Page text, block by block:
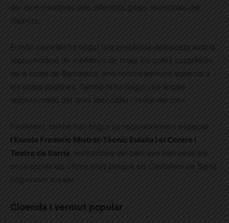
així com membres dels diferents grups municipals del
districte.
El món casteller ha tingut una presència destacada amb la
representació de membres de totes les colles castelleres
de la ciutat de Barcelona, amb reconeixement especial a
les colles padrines. També hi ha hagut una àmplia
representació del teixit associatiu i veïnal del barri.
Finalment, també han tingut un reconeixement especial
l’Escola Frederic Mistral-Tècnic Eulàlia i el Centre i
Teatre de Sarrià, institucions del barri que han cedit els
seus espais els últims anys perquè els Castellers de Sarrià
poguessin assajar.
Cloenda i vermut popular